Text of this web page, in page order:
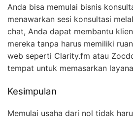
Anda bisa memulai bisnis
menawarkan sesi konsultasi
chat, Anda dapat membantu
mereka tanpa harus memiliki
web seperti Clarity.fm atau
tempat untuk memasarkan
Kesimpulan
Memulai usaha dari nol tidak